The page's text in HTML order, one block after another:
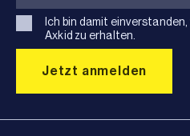
Ich bin damit
Axkid zu erhalten.